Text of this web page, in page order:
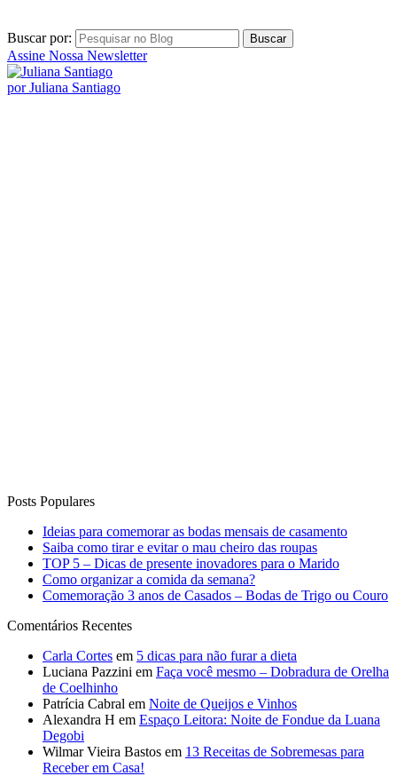
Buscar por:
Assine Nossa Newsletter
por Juliana Santiago
Posts Populares
Ideias para comemorar as bodas mensais de casamento
Saiba como tirar e evitar o mau cheiro das roupas
TOP 5 – Dicas de presente inovadores para o Marido
Como organizar a comida da semana?
Comemoração 3 anos de Casados – Bodas de Trigo ou Couro
Comentários Recentes
Carla Cortes em 5 dicas para não furar a dieta
Luciana Pazzini em Faça você mesmo – Dobradura de Orelha
de Coelhinho
Patrícia Cabral em Noite de Queijos e Vinhos
Alexandra H em Espaço Leitora: Noite de Fondue da Luana
Degobi
Wilmar Vieira Bastos em 13 Receitas de Sobremesas para
Receber em Casa!